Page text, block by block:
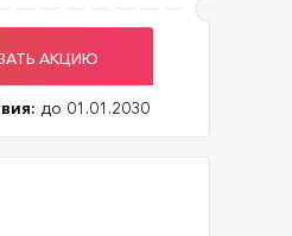
АКЦИЮ
до 01.01.2030